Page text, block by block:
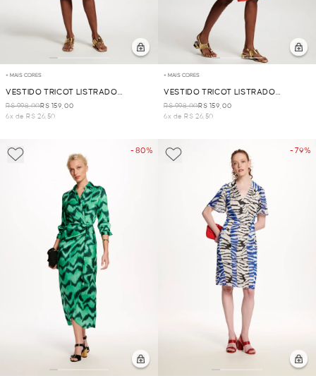
+ MAIS CORES
VESTIDO TRICOT LISTRADO
BICOLOR - MARINHO
R$ 998,00R$ 159,00
6x de R$ 26,50
+ MAIS CORES
VESTIDO TRICOT LISTRADO
BICOLOR - LARANJA
R$ 998,00R$ 159,00
6x de R$ 26,50
- 80% - 79%